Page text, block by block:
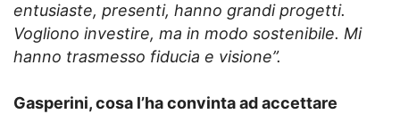
entusiaste, presenti, hanno grandi progetti.
Vogliono investire, ma in modo sostenibile. Mi
hanno trasmesso fiducia e visione”.
Gasperini, cosa l’ha convinta ad accettare